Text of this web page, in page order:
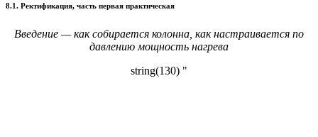
8.1. Ректификация, часть первая практическая
Введение — как собирается колонна, как настраивается по
давлению мощность нагрева
string(130) "